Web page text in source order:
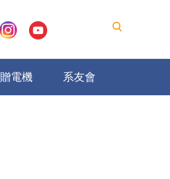
電機 系友會